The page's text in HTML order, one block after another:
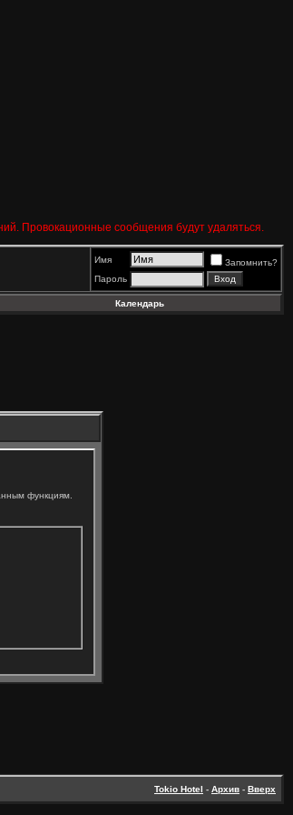
Провокационные сообщения будут удаляться.
Имя
Запомнить?
Пароль
Календарь
функциям.
Tokio Hotel - Архив - Вверх